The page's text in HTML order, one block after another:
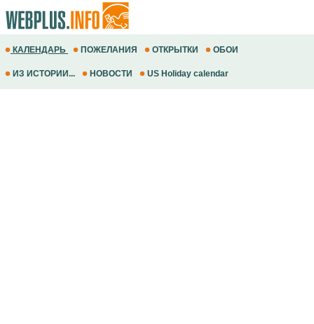
КАЛЕНДАРЬ ПОЖЕЛАНИЯ ОТКРЫТКИ ОБОИ
ИЗ ИСТОРИИ... НОВОСТИ US Holiday calendar